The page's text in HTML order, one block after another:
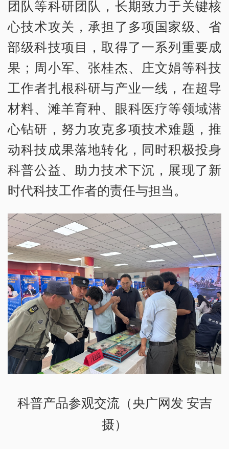
团队等科研团队，长期致力于关键核
心技术攻关，承担了多项国家级、省
部级科技项目，取得了一系列重要成
果；周小军、张桂杰、庄文娟等科技
工作者扎根科研与产业一线，在超导
材料、滩羊育种、眼科医疗等领域潜
心钻研，努力攻克多项技术难题，推
动科技成果落地转化，同时积极投身
科普公益、助力技术下沉，展现了新
时代科技工作者的责任与担当。
科普产品参观交流（央广网发 安吉
摄）